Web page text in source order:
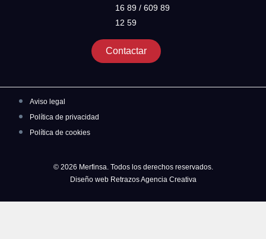
16 89 / 609 89
12 59
Contactar
Aviso legal
Política de privacidad
Política de cookies
© 2026 Merfinsa. Todos los derechos reservados.
Diseño web Retrazos Agencia Creativa